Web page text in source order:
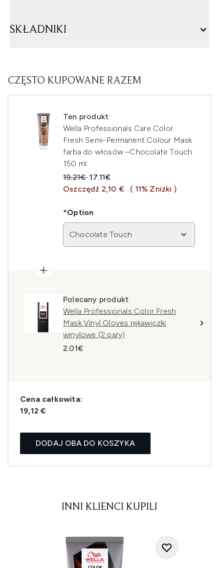
SKŁADNIKI
CZĘSTO KUPOWANE RAZEM
Ten produkt
Wella Professionals Care Color
Fresh Semi-Permanent Colour Mask
farba do włosów –Chocolate Touch
150 ml
Sugerowana cena detaliczna:
19.21€Aktualna cena:
17.11€
Oszczędź 2,10 €
( 11% Zniżki )
*Option
Chocolate Touch
Polecany produkt
Wella Professionals Color Fresh
Mask Vinyl Gloves rękawiczki
winylowe (2 pary)
2.01€
Cena całkowita:
19,12 €
DODAJ OBA DO KOSZYKA
INNI KLIENCI KUPILI